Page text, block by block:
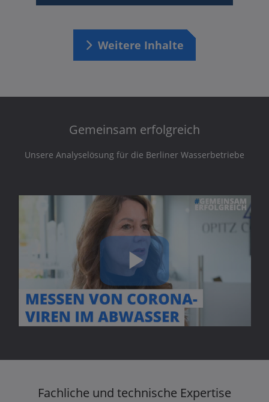
Weitere Inhalte
Gemeinsam erfolgreich
Unsere Analyselösung für die Berliner Wasserbetriebe
Play
Video
Fachliche und technische Expertise